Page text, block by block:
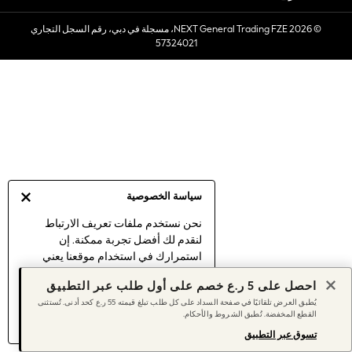
سياسة الخصوصية
نحن نستخدم ملفات تعريف الارتباط
لنقدم لك أفضل تجربة ممكنة. إن
استمرارك في استخدام موقعنا يعني
الارتباط.
اكتشف المزيد عن إدارة إعدادات ملفات
تعريف الارتباط (الكوكيز).
Sets & Outfits
Linen Collection
Women's Holiday Shop
Women's Travel Styles
Linen Collection
Tops & T-Shirts
Cover Ups & Kaftans
Sandals
Swimwear
© 2026 NEXT General Trading FZE، مسجلة في دبي، رقم السجل التجاري
57324021
احصل على 5 ر.ع خصم على أول طلب عبر التطبيق
يُطبق العرض تلقائيًا في صفحة السداد على كل طلب تبلغ قيمته 55 ر.ع كحد أدنى. تُستثنى
القطع المخفضة. تُطبق الشروط والأحكام.
تسوق عبر التطبيق